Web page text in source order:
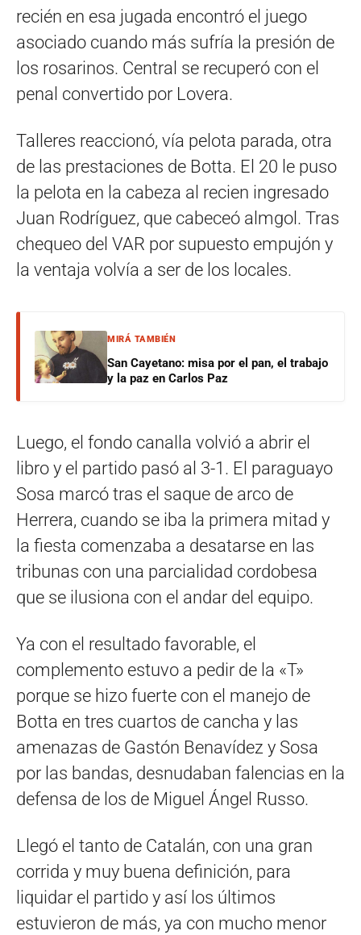
recién en esa jugada encontró el juego
asociado cuando más sufría la presión de
los rosarinos. Central se recuperó con el
penal convertido por Lovera.
Talleres reaccionó, vía pelota parada, otra
de las prestaciones de Botta. El 20 le puso
la pelota en la cabeza al recien ingresado
Juan Rodríguez, que cabeceó almgol. Tras
chequeo del VAR por supuesto empujón y
la ventaja volvía a ser de los locales.
MIRÁ TAMBIÉN
San Cayetano: misa por el pan, el trabajo
y la paz en Carlos Paz
Luego, el fondo canalla volvió a abrir el
libro y el partido pasó al 3-1. El paraguayo
Sosa marcó tras el saque de arco de
Herrera, cuando se iba la primera mitad y
la fiesta comenzaba a desatarse en las
tribunas con una parcialidad cordobesa
que se ilusiona con el andar del equipo.
Ya con el resultado favorable, el
complemento estuvo a pedir de la «T»
porque se hizo fuerte con el manejo de
Botta en tres cuartos de cancha y las
amenazas de Gastón Benavídez y Sosa
por las bandas, desnudaban falencias en la
defensa de los de Miguel Ángel Russo.
Llegó el tanto de Catalán, con una gran
corrida y muy buena definición, para
liquidar el partido y así los últimos
estuvieron de más, ya con mucho menor